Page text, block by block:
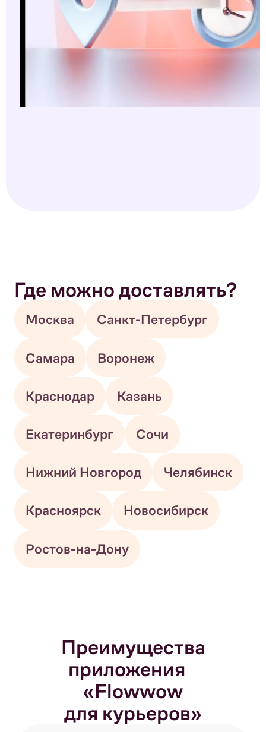
Где можно доставлять?
Москва
Санкт-Петербург
Самара
Воронеж
Краснодар
Казань
Екатеринбург
Сочи
Нижний Новгород
Челябинск
Красноярск
Новосибирск
Ростов-на-Дону
Преимущества
приложения
«Flowwow
для курьеров»